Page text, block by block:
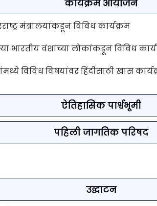
कार्यक्रम आयोजन
मंत्रालयांकडून विविध कार्यक्रम
भारतीय वंशाच्या लोकांकडून विविध
विविध विषयांवर हिंदीसाठी खास
ऐतिहासिक पार्श्वभूमी
पहिली जागतिक परिषद
उद्घाटन